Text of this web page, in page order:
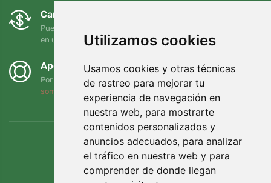
Utilizamos cookies
Usamos cookies y otras técnicas
de rastreo para mejorar tu
experiencia de navegación en
nuestra web, para mostrarte
contenidos personalizados y
anuncios adecuados, para analizar
el tráfico en nuestra web y para
comprender de donde llegan
Cambios y devoluciones gratuitos
Puede devolver o cambiar su pedido en cualquier momento
en un plazo de 90 días
Apoyamos a Trees.org
Por cada pedido plantamos un árbol. Leer más
somos